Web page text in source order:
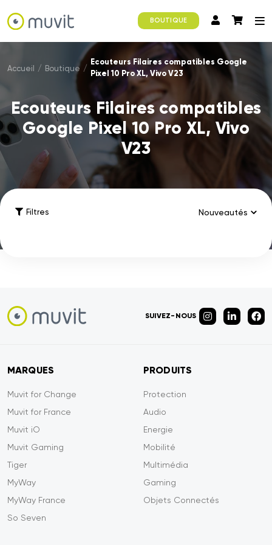
BOUTIQUE
Accueil / Boutique /
Ecouteurs Filaires compatibles Google
Pixel 10 Pro XL, Vivo V23
Ecouteurs Filaires compatibles
Google Pixel 10 Pro XL, Vivo
V23
Filtres
SUIVEZ-NOUS
MARQUES
Muvit for Change
Muvit for France
Muvit iO
Muvit Gaming
Tiger
MyWay
MyWay France
So Seven
PRODUITS
Protection
Audio
Energie
Mobilité
Multimédia
Gaming
Objets Connectés